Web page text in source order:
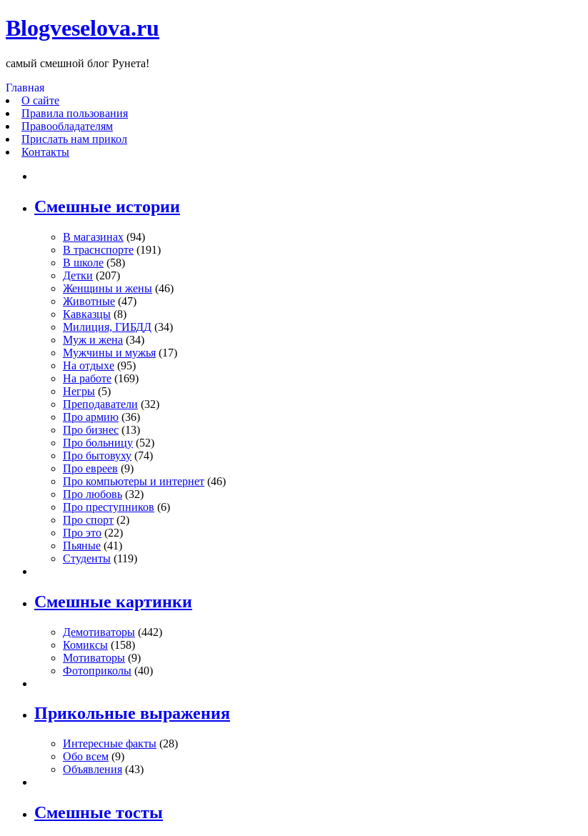
Blogveselova.ru
самый смешной блог Рунета!
Главная
О сайте
Правила пользования
Правообладателям
Прислать нам прикол
Контакты
Смешные истории
В магазинах (94)
В траснспорте (191)
В школе (58)
Детки (207)
Женщины и жены (46)
Животные (47)
Кавказцы (8)
Милиция, ГИБДД (34)
Муж и жена (34)
Мужчины и мужья (17)
На отдыхе (95)
На работе (169)
Негры (5)
Преподаватели (32)
Про армию (36)
Про бизнес (13)
Про больницу (52)
Про бытовуху (74)
Про евреев (9)
Про компьютеры и интернет (46)
Про любовь (32)
Про преступников (6)
Про спорт (2)
Про это (22)
Пьяные (41)
Студенты (119)
Смешные картинки
Демотиваторы (442)
Комиксы (158)
Мотиваторы (9)
Фотоприколы (40)
Прикольные выражения
Интересные факты (28)
Обо всем (9)
Объявления (43)
Смешные тосты